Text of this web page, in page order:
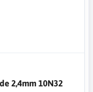
2,4mm 10N32